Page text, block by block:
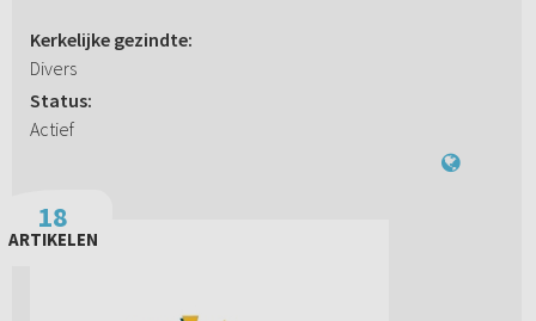
Kerkelijke gezindte:
Divers
Status:
Actief
18
ARTIKELEN